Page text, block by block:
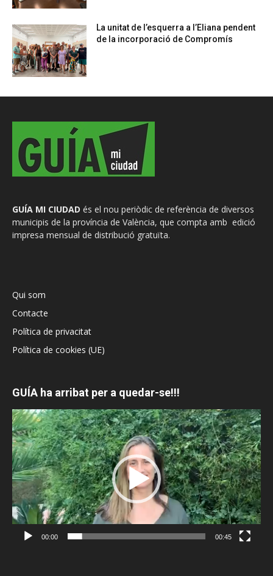
La unitat de l’esquerra a l’Eliana pendent
de la incorporació de Compromís
GUÍA MI CIUDAD és el nou periòdic de referència de diversos
municipis de la província de València, que compta amb edició
impresa mensual de distribució gratuïta.
Qui som
Contacte
Política de privacitat
Política de cookies (UE)
GUÍA ha arribat per a quedar-se!!!
Reproductor
de
vídeo
00:00 00:45